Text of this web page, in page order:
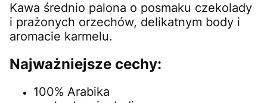
Kawa średnio palona o posmaku czekolady
i prażonych orzechów, delikatnym body i
aromacie karmelu.
Najważniejsze cechy:
100% Arabika